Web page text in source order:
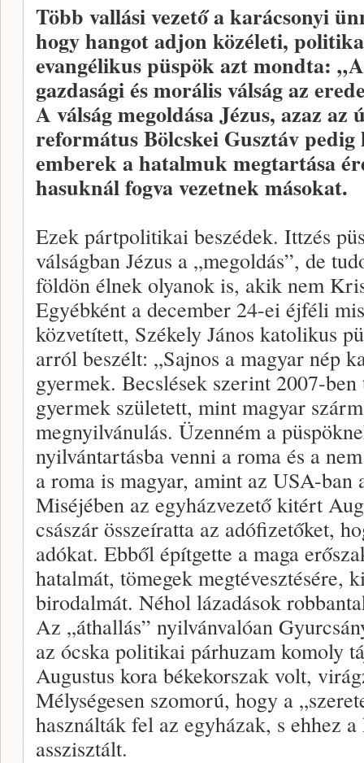
Több vallási vezető a karácsonyi
hogy hangot adjon közéleti,
evangélikus püspök azt mondta:
gazdasági és morális válság az
A válság megoldása Jézus, azaz
református Bölcskei Gusztáv
emberek a hatalmuk megtartása
hasuknál fogva vezetnek másokat.
Ezek pártpolitikai beszédek. Ittzés
válságban Jézus a „megoldás”, de
földön élnek olyanok is, akik nem
Egyébként a december 24-ei éjféli
közvetített, Székely János katolikus
arról beszélt: „Sajnos a magyar nép
gyermek. Becslések szerint 2007-
gyermek született, mint magyar
megnyilvánulás. Üzenném a
nyilvántartásba venni a roma és a
a roma is magyar, amint az USA-ban
Miséjében az egyházvezető kitért
császár összeíratta az adófizetőket,
adókat. Ebből építgette a maga
hatalmát, tömegek megtévesztésére,
birodalmát. Néhol lázadások
Az „áthallás” nyilvánvalóan
az ócska politikai párhuzam komoly
Augustus kora békekorszak volt,
Mélységesen szomorú, hogy a
használták fel az egyházak, s ehhez
asszisztált.